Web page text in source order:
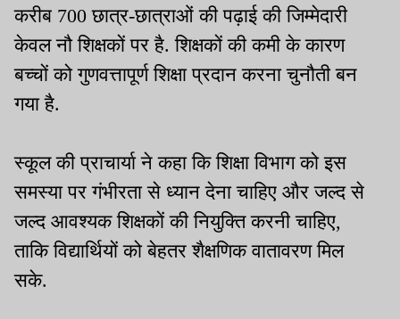
करीब 700 छात्र-छात्राओं की पढ़ाई की जिम्मेदारी
केवल नौ शिक्षकों पर है. शिक्षकों की कमी के कारण
बच्चों को गुणवत्तापूर्ण शिक्षा प्रदान करना चुनौती बन
गया है.
स्कूल की प्राचार्या ने कहा कि शिक्षा विभाग को इस
समस्या पर गंभीरता से ध्यान देना चाहिए और जल्द से
जल्द आवश्यक शिक्षकों की नियुक्ति करनी चाहिए,
ताकि विद्यार्थियों को बेहतर शैक्षणिक वातावरण मिल
सके.